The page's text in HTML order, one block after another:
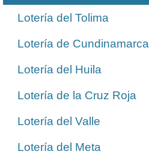
Lotería del Tolima
Lotería de Cundinamarca
Lotería del Huila
Lotería de la Cruz Roja
Lotería del Valle
Lotería del Meta